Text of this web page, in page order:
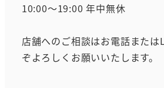
10:00～19:00 年中無休
店舗へのご相談はお電話または
ぞよろしくお願いいたします。